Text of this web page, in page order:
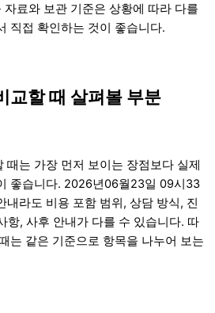
료와 보관 기준은 상황에 따라 다를
직접 확인하는 것이 좋습니다.
교할 때 살펴볼 부분
때는 가장 먼저 보이는 장점보다 실제
좋습니다. 2026년06월23일 09시33
내라도 비용 포함 범위, 상담 방식, 진
항, 사후 안내가 다를 수 있습니다. 따
는 같은 기준으로 항목을 나누어 보는